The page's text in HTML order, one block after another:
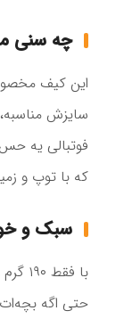
چه سنی
این کیف
سایزش
فوتبالی یه
که با توپ و
سبک و
با
حتی اگه